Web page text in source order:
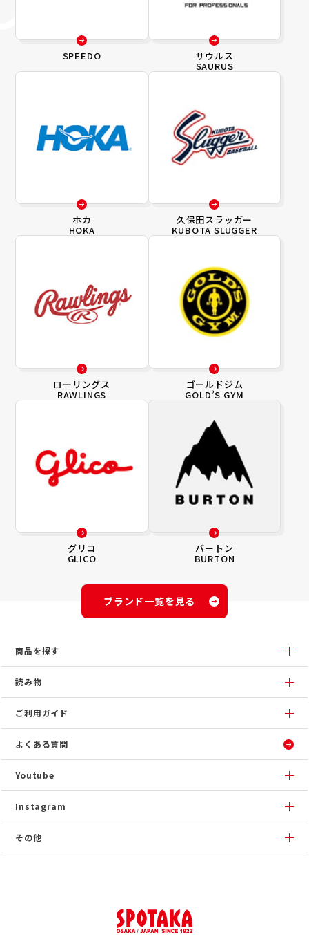
SPEEDO サウルス
SAURUS
ホカ
HOKA
久保田スラッガー
KUBOTA SLUGGER
ローリングス
RAWLINGS
ゴールドジム
GOLD’S GYM
グリコ
GLICO
バートン
BURTON
ブランド一覧を見る
商品を探す
読み物
ご利用ガイド
よくある質問
Youtube
Instagram
その他